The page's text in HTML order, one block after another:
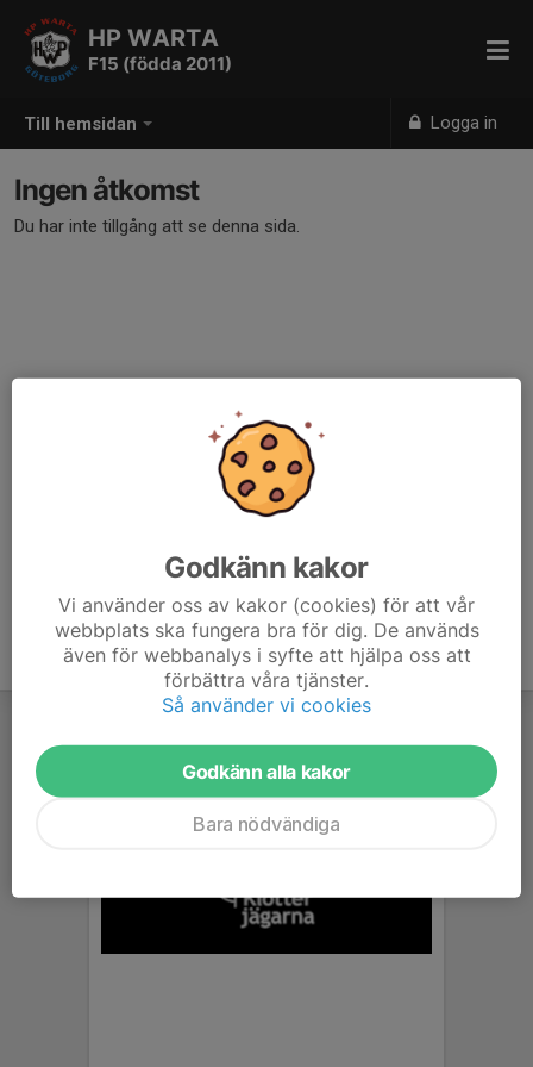
Till hemsidan Logga in
HP WARTA
F15 (födda 2011)
Ingen åtkomst
Du har inte tillgång att se denna sida.
Godkänn kakor
Vi använder oss av kakor (cookies) för att vår
webbplats ska fungera bra för dig. De används
även för webbanalys i syfte att hjälpa oss att
förbättra våra tjänster.
Så använder vi cookies
Godkänn alla kakor
Bara nödvändiga